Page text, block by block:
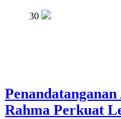
30
Rahma Perkuat